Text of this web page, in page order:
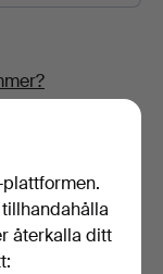
min
återkalla ditt